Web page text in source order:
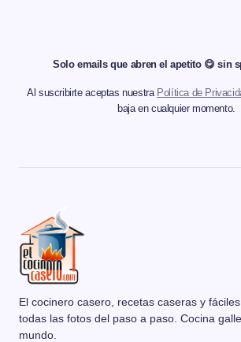
Solo emails que abren el apetito 😋 sin
Al suscribirte aceptas nuestra Política de
baja en cualquier momento.
El cocinero casero, recetas caseras y
todas las fotos del paso a paso. Cocina
mundo.